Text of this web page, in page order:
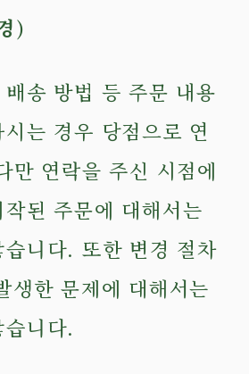
)
송 방법 등 주문 내용
는 경우 당점으로 연
만 연락을 주신 시점에
된 주문에 대해서는
니다. 또한 변경 절차
생한 문제에 대해서는
니다.